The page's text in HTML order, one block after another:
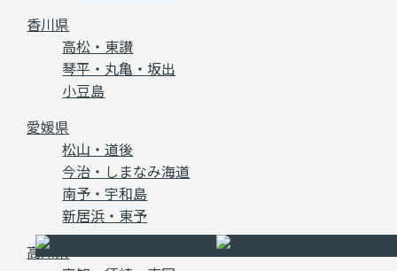
香川県
高松・東讃
琴平・丸亀・坂出
小豆島
愛媛県
松山・道後
今治・しまなみ海道
南予・宇和島
新居浜・東予
高知県